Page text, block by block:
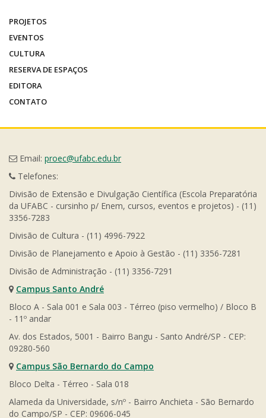
PROJETOS
EVENTOS
CULTURA
RESERVA DE ESPAÇOS
EDITORA
CONTATO
Email: proec@ufabc.edu.br
Telefones:
Divisão de Extensão e Divulgação Científica (Escola Preparatória
da UFABC - cursinho p/ Enem, cursos, eventos e projetos) - (11)
3356-7283
Divisão de Cultura - (11) 4996-7922
Divisão de Planejamento e Apoio à Gestão - (11) 3356-7281
Divisão de Administração - (11) 3356-7291
Campus Santo André
Bloco A - Sala 001 e Sala 003 - Térreo (piso vermelho) / Bloco B
- 11º andar
Av. dos Estados, 5001 - Bairro Bangu - Santo André/SP - CEP:
09280-560
Campus São Bernardo do Campo
Bloco Delta - Térreo - Sala 018
Alameda da Universidade, s/nº - Bairro Anchieta - São Bernardo
do Campo/SP - CEP: 09606-045